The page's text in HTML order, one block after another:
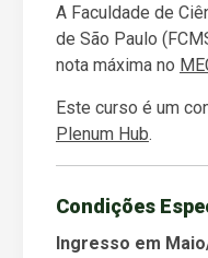
A Faculdade de
de São Paulo
nota máxima no
Este curso é um
Plenum Hub.
Condições
Ingresso em